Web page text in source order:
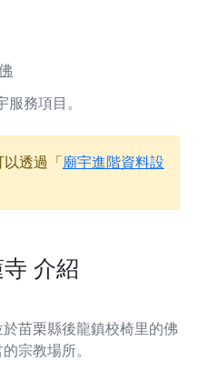
務項目。
透過「廟宇進階資料設
介紹
苗栗縣後龍鎮校椅里的佛
宗教場所。